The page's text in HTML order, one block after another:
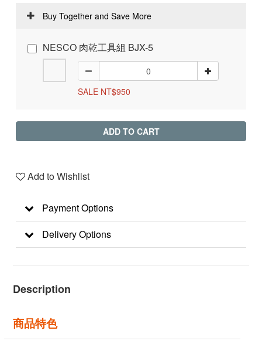
Buy Together and Save More
NESCO 肉乾工具組 BJX-5
SALE NT$950
ADD TO CART
Add to Wishlist
Payment Options
Delivery Options
Description
商品特色